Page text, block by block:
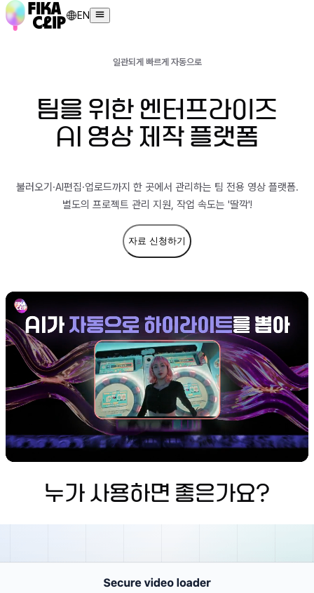
EN
일관되게 빠르게 자동으로
팀을 위한 엔터프라이즈
AI 영상 제작 플랫폼
불러오기·AI편집·업로드까지 한 곳에서 관리하는 팀 전용 영상 플랫폼.
별도의 프로젝트 관리 지원, 작업 속도는 '딸깍'!
자료 신청하기
누가 사용하면 좋은가요?